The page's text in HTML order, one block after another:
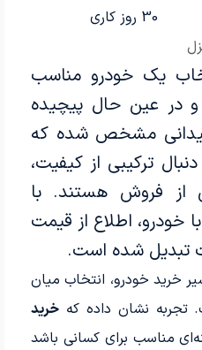
30 روز کاری
یک خودرو مناسب
در عین حال پیچیده
مشخص شده که
ترکیبی از کیفیت،
فروش هستند. با
خودرو، اطلاع از قیمت
تبدیل شده است.
خرید خودرو، انتخاب میان
تجربه نشان داده کهخرید
مناسب برای کسانی باشد